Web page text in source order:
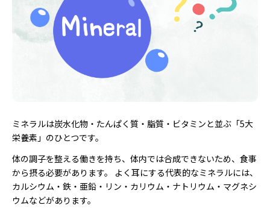
ミネラルは炭水化物・たんぱく質・脂質・ビタミンと並ぶ「5大
栄養素」のひとつです。
体の調子を整える働きを持ち、体内では合成できないため、食事
から摂る必要があります。 よく耳にする代表的なミネラルには、
カルシウム・鉄・亜鉛・リン・カリウム・ナトリウム・マグネシ
ウムなどがあります。